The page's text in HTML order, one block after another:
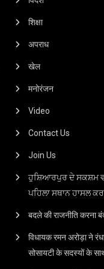
शिक्षा
अपराध
खेल
मनोरंजन
Video
Contact Us
Join Us
ਹੁਸ਼ਿਆਰਪੁਰ ਦੇ ਸਕਸ਼ਮ
ਪਹਿਲਾ ਸਥਾਨ ਹਾਸਲ
बदले की राजनीति करना
विधायक रमन अरोड़ा ने
सोसायटी के सदस्यों के